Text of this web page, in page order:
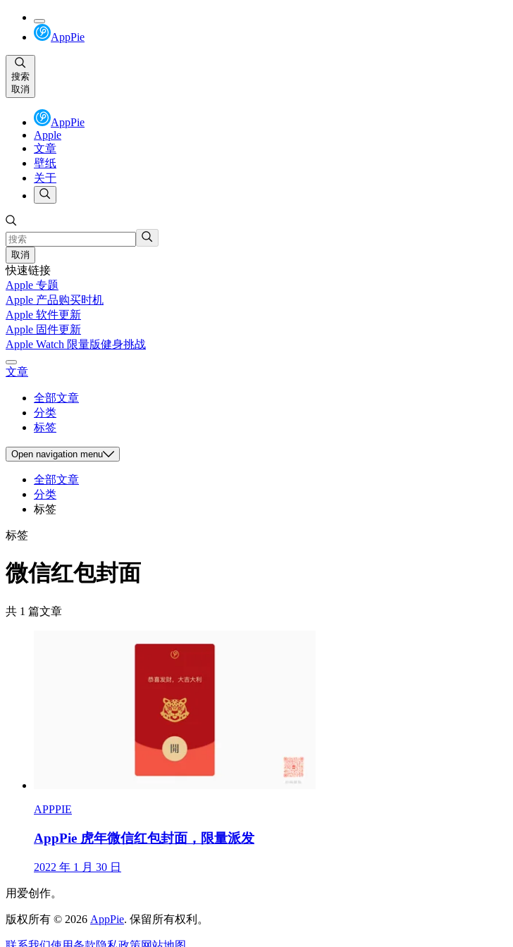
AppPie
搜索
取消
AppPie
Apple
文章
壁纸
关于
取消
快速链接
Apple 专题
Apple 产品购买时机
Apple 软件更新
Apple 固件更新
Apple Watch 限量版健身挑战
文章
全部文章
分类
标签
Open navigation menu
全部文章
分类
标签
标签
微信红包封面
共 1 篇文章
APPPIE
AppPie 虎年微信红包封面，限量派发
2022 年 1 月 30 日
用爱创作。
版权所有 © 2026 AppPie. 保留所有权利。